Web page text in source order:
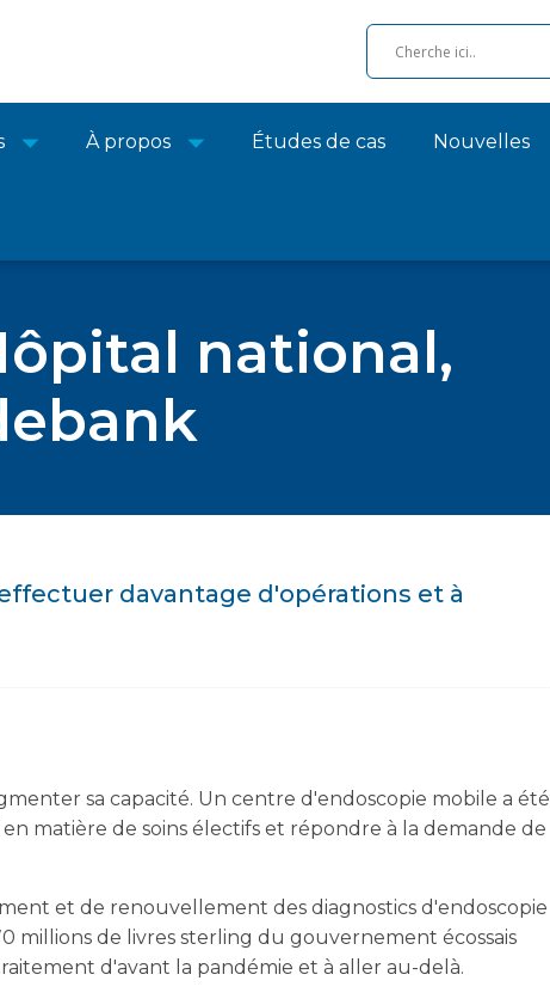
À propos Études de cas Nouvelles
national,
davantage d'opérations et à
sa capacité. Un centre d'endoscopie mobile a été
matière de soins électifs et répondre à la demande de
et de renouvellement des diagnostics d'endoscopie
millions de livres sterling du gouvernement écossais
d'avant la pandémie et à aller au-delà.